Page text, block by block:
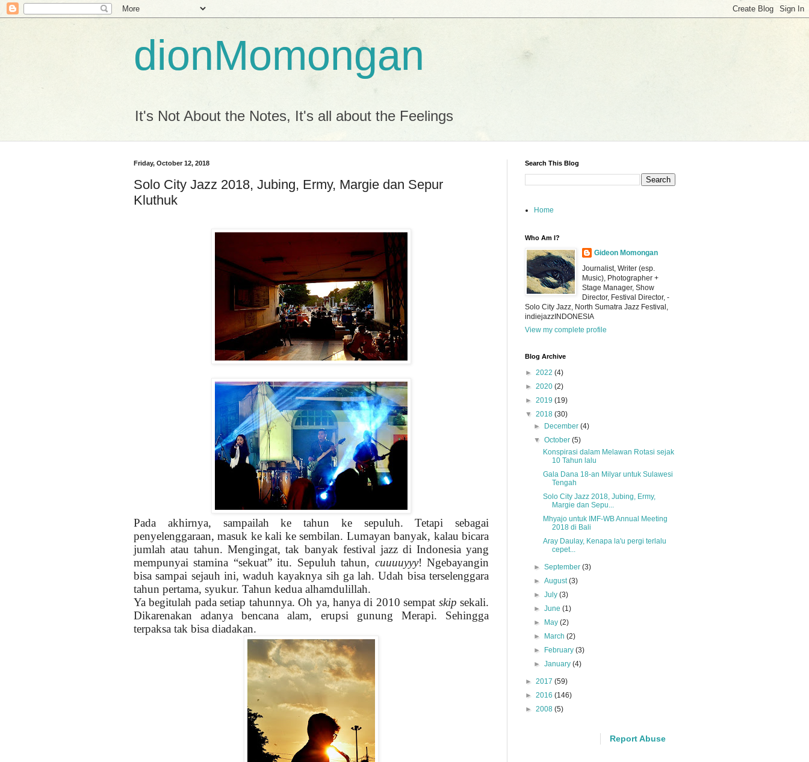
dionMomongan
It's Not About the Notes, It's all about the Feelings
Friday, October 12, 2018
Solo City Jazz 2018, Jubing, Ermy, Margie dan Sepur
Kluthuk
Pada akhirnya, sampailah ke tahun ke sepuluh. Tetapi sebagai
penyelenggaraan, masuk ke kali ke sembilan. Lumayan banyak, kalau bicara
jumlah atau tahun. Mengingat, tak banyak festival jazz di Indonesia yang
mempunyai stamina “sekuat” itu. Sepuluh tahun, cuuuuyyy! Ngebayangin
bisa sampai sejauh ini, waduh kayaknya sih ga lah. Udah bisa terselenggara
tahun pertama, syukur. Tahun kedua alhamdulillah.
Ya begitulah pada setiap tahunnya. Oh ya, hanya di 2010 sempat skip sekali.
Dikarenakan adanya bencana alam, erupsi gunung Merapi. Sehingga
terpaksa tak bisa diadakan.
Search This Blog
Home
Who Am I?
Gideon Momongan
Journalist, Writer (esp.
Music), Photographer +
Stage Manager, Show
Director, Festival Director, -
Solo City Jazz, North Sumatra Jazz Festival,
indiejazzINDONESIA
View my complete profile
Blog Archive
► 2022 (4)
► 2020 (2)
► 2019 (19)
▼ 2018 (30)
►
December(4)
▼October(5)
Konspirasi dalam Melawan Rotasi sejak
10 Tahun lalu
Gala Dana 18-an Milyar untuk Sulawesi
Tengah
Solo City Jazz 2018, Jubing, Ermy,
Margie dan Sepu...
Mhyajo untuk IMF-WB Annual Meeting
2018 di Bali
Aray Daulay, Kenapa la'u pergi terlalu
cepet...
►September(3)
►August(3)
►July(3)
►June(1)
►
May(2)
►
March(2)
►
February(3)
►January(4)
► 2017 (59)
► 2016 (146)
► 2008 (5)
Report Abuse